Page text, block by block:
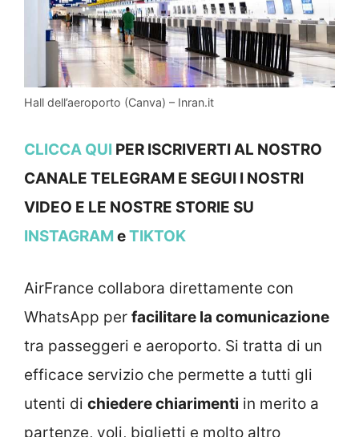
Hall dell’aeroporto (Canva) – Inran.it
CLICCA QUI PER ISCRIVERTI AL NOSTRO
CANALE TELEGRAM E SEGUI I NOSTRI
VIDEO E LE NOSTRE STORIE SU
INSTAGRAMeTIKTOK
AirFrance collabora direttamente con
WhatsApp per facilitare la comunicazione
tra passeggeri e aeroporto. Si tratta di un
efficace servizio che permette a tutti gli
utenti di chiedere chiarimenti in merito a
partenze, voli, biglietti e molto altro